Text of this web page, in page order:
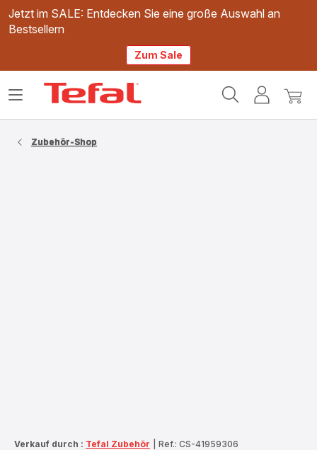
Jetzt im SALE: Entdecken Sie eine große Auswahl an
Bestsellern
Zum Sale
Mein
Mein
Das
Zubehör-Shop
Verkauf durch : Tefal Zubehör Ref.: CS-41959306